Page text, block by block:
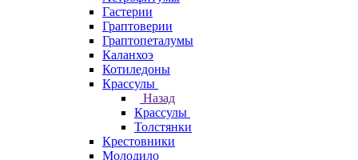
Гастерии
Граптоверии
Граптопеталумы
Каланхоэ
Котиледоны
Крассулы
Назад
Крассулы
Толстянки
Крестовники
Молодило